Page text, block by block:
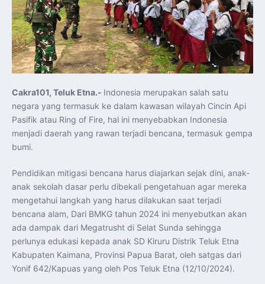
Latihan DACT di Exercise Pitch Black 2026 Tingkatkan
Kesiapan Tempur Penerbang TNI AU
Menlu Sugiono: “Kekuatan Ekonomi ASEAN-RRT Harus
Menjadi Penopang Stabilitas Kawasan”
ASEAN dan Amerika Serikat Perkuat Kemitraan untuk
Jaga Stabilitas Kawasan dan Dorong Pertumbuhan
Ekonomi
Presiden Prabowo Terima Direktur FBI, Indonesia dan AS
Perkuat Kerja Sama Repatriasi Artefak Budaya
Teknologi, Data, dan Pembiayaan Demi Percepatan
Program 3 Juta Rumah
Pendaftaran MagangHub Angkatan II Batch 1 Dibuka
hingga 28 Juli 2026, Kesempatan Raih Pengalaman Kerja
dan Sertifikasi Kompetensi
KASAU Bekali 154 Perwira Remaja AAU 2026, Tekankan
Integritas dan Profesionalisme sebagai Bekal
Indonesia Dorong ASEAN dan Uni Eropa Perkuat
Stabilitas Global melalui Kemitraan Strategis
Menlu RI Dorong Kemitraan Ekonomi ASEAN–Korea
Selatan untuk Perkuat Ketahanan Kawasan
Kemitraan ASEAN–Kanada Perkuat Ketahanan Ekonomi,
Pangan, dan Energi Kawasan
ASEAN dan India Perkuat Ketahanan Kawasan lewat
Kerja Sama Maritim, Ekonomi, dan Kesehatan
BI Pertahankan BI-Rate 5,75 Persen untuk Jaga
Stabilitas dan Dukung Pertumbuhan Ekonomi
Kepala BGN Sudaryono Tegaskan Komitmen Perkuat
Transparansi dan Akuntabilitas Program Makan Bergizi
Cakra101, Teluk Etna.- Indonesia merupakan salah satu
negara yang termasuk ke dalam kawasan wilayah Cincin Api
Pasifik atau Ring of Fire, hal ini menyebabkan Indonesia
menjadi daerah yang rawan terjadi bencana, termasuk gempa
bumi.
Pendidikan mitigasi bencana harus diajarkan sejak dini, anak-
anak sekolah dasar perlu dibekali pengetahuan agar mereka
mengetahui langkah yang harus dilakukan saat terjadi
bencana alam, Dari BMKG tahun 2024 ini menyebutkan akan
ada dampak dari Megatrusht di Selat Sunda sehingga
perlunya edukasi kepada anak SD Kiruru Distrik Teluk Etna
Kabupaten Kaimana, Provinsi Papua Barat, oleh satgas dari
Yonif 642/Kapuas yang oleh Pos Teluk Etna (12/10/2024).